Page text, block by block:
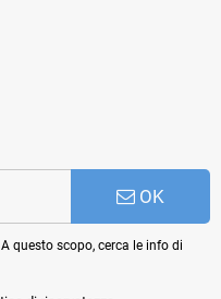
OK
questo scopo, cerca le info di